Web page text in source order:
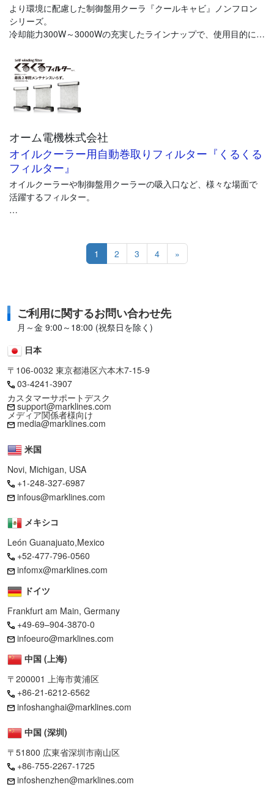
より環境に配慮した制御盤用クーラ『クールキャビ』ノンフロン
シリーズ。
冷却能力300W～3000Wの充実したラインナップで、使用目的に合
国際的に地球環境への意識が高まっている昨今。
日本でも「フロン排出抑制法」により製造から使用・廃棄までの
オーム電機㈱ではHFO系冷媒『R1234yf』を採用し、ノンフロン
これらの取り組みが評価され、平成28年度地球温暖化防止活動環
境大臣賞を受賞しました。
オーム電機株式会社
オイルクーラー用自動巻取りフィルター『くるくる
フィルター』
オイルクーラーや制御盤用クーラーの吸入口など、様々な場面で
活躍するフィルター。
フィルターの目詰まりを防ぐことで機器の安全動作・省エネ運転
1 2 3 4 »
ご利用に関するお問い合わせ先
月～金 9:00～18:00 (祝祭日を除く)
日本
〒106-0032 東京都港区六本木7-15-9
03-4241-3907
カスタマーサポートデスク
support@marklines.com
メディア関係者様向け
media@marklines.com
米国
Novi, Michigan, USA
+1-248-327-6987
infous@marklines.com
メキシコ
León Guanajuato,Mexico
+52-477-796-0560
infomx@marklines.com
ドイツ
Frankfurt am Main, Germany
+49-69–904-3870-0
infoeuro@marklines.com
中国 (上海)
〒200001 上海市黄浦区
+86-21-6212-6562
infoshanghai@marklines.com
中国 (深圳)
〒51800 広東省深圳市南山区
+86-755-2267-1725
infoshenzhen@marklines.com